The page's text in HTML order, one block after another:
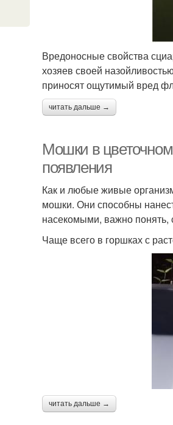
Марганцовка против
черных мошек
черных мошек
Фитоспорины против
мошек
Вредоносные свойства
хозяев своей
приносят ощутимый вред
читать дальше →
Мошки в
появления
Как и любые живые
мошки. Они способны
насекомыми, важно понять,
Чаще всего в горшках с
читать дальше →